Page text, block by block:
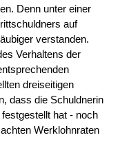
Denn unter einer
auf
verstanden.
Verhaltens der
dreiseitigen
dass die Schuldnerin
hat - noch
Werklohnraten